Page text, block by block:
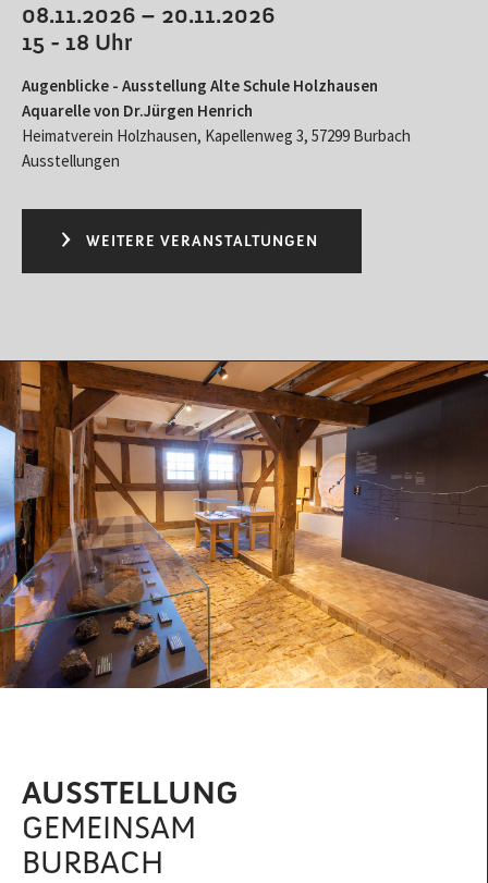
08.11.2026 – 20.11.2026
15 - 18 Uhr
Augenblicke - Ausstellung Alte Schule Holzhausen
Aquarelle von Dr.Jürgen Henrich
Heimatverein Holzhausen, Kapellenweg 3, 57299 Burbach
Ausstellungen
WEITERE VERANSTALTUNGEN
AUSSTELLUNG
GEMEINSAM
BURBACH